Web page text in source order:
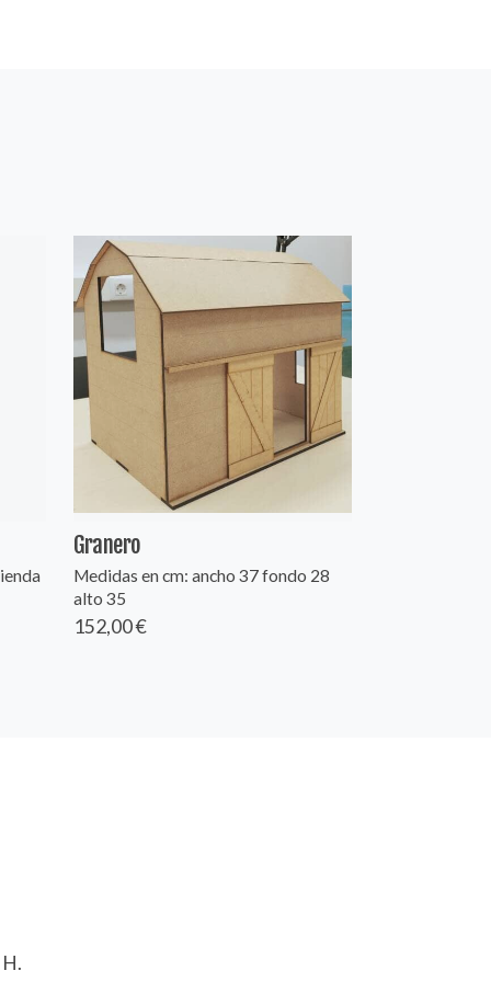
Granero
Medidas en cm: ancho 37 fondo 28
alto 35
152,00 €